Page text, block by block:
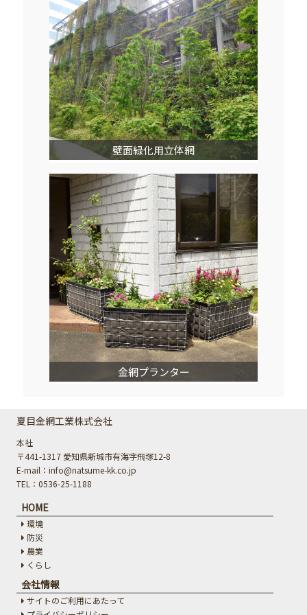
壁面緑化用立体網
金網プランター
夏目金網工業株式会社
本社
〒441-1317 愛知県新城市有海字飛塚12-8
E-mail：info@natsume-kk.co.jp
TEL：0536-25-1188
HOME
環境
防災
農業
くらし
会社情報
サイトのご利用にあたって